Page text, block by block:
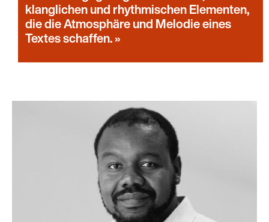
klanglichen und rhythmischen Elementen,
die die Atmosphäre und Melodie eines
Textes schaffen.